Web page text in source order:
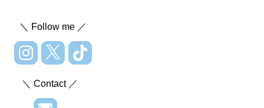
＼ Follow me ／
＼ Contact ／